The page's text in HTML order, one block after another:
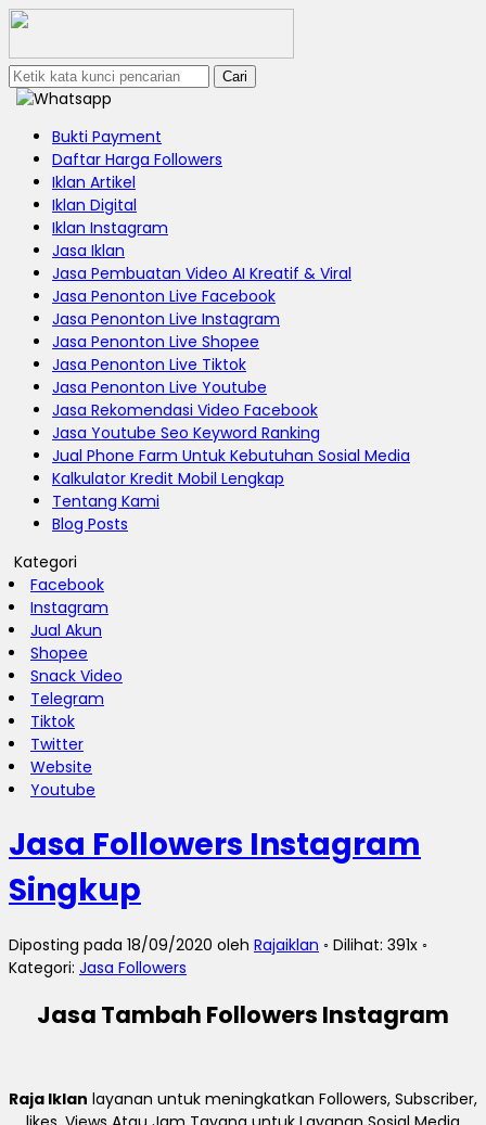
Cari
Bukti Payment
Daftar Harga Followers
Iklan Artikel
Iklan Digital
Iklan Instagram
Jasa Iklan
Jasa Pembuatan Video AI Kreatif & Viral
Jasa Penonton Live Facebook
Jasa Penonton Live Instagram
Jasa Penonton Live Shopee
Jasa Penonton Live Tiktok
Jasa Penonton Live Youtube
Jasa Rekomendasi Video Facebook
Jasa Youtube Seo Keyword Ranking
Jual Phone Farm Untuk Kebutuhan Sosial Media
Kalkulator Kredit Mobil Lengkap
Tentang Kami
Blog Posts
Kategori
Facebook
Instagram
Jual Akun
Shopee
Snack Video
Telegram
Tiktok
Twitter
Website
Youtube
Jasa Followers Instagram
Singkup
Diposting pada 18/09/2020 oleh Rajaiklan ◦ Dilihat: 391x ◦
Kategori: Jasa Followers
Jasa Tambah Followers Instagram
Raja Iklan layanan untuk meningkatkan Followers, Subscriber,